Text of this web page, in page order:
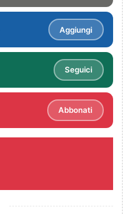
Aggiungi
Seguici
Abbonati